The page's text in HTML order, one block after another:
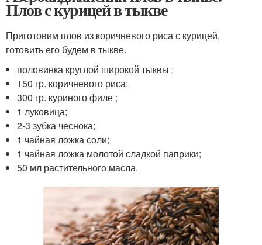
Плов с курицей в тыкве
Приготовим плов из коричневого риса с курицей,
готовить его будем в тыкве.
половинка круглой широкой тыквы ;
150 гр. коричневого риса;
300 гр. куриного филе ;
1 луковица;
2-3 зубка чеснока;
1 чайная ложка соли;
1 чайная ложка молотой сладкой паприки;
50 мл растительного масла.